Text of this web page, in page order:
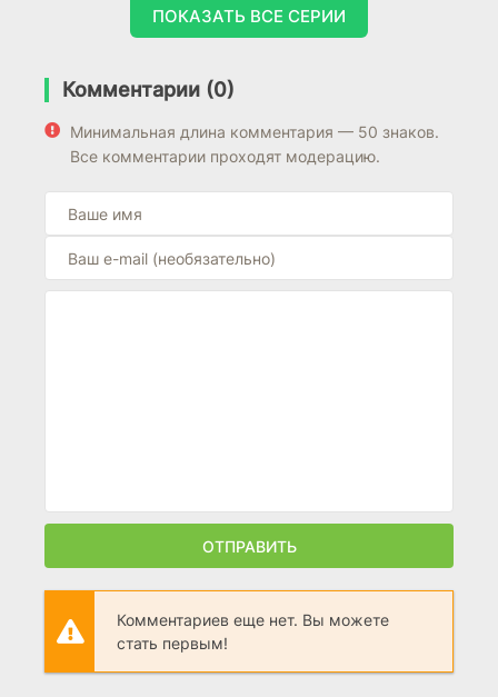
ПОКАЗАТЬ ВСЕ СЕРИИ
Комментарии (0)
Минимальная длина комментария — 50 знаков.
Все комментарии проходят модерацию.
ОТПРАВИТЬ
Комментариев еще нет. Вы можете
стать первым!